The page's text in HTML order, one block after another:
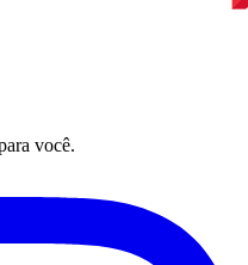
você.